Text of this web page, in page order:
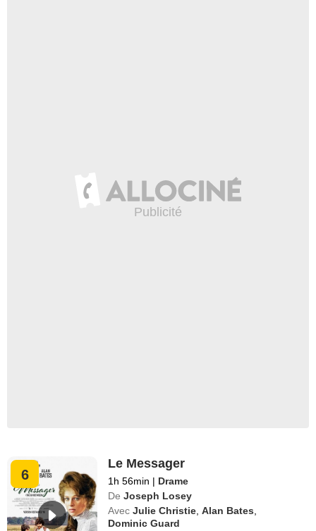
6
Le Messager
1h 56min | Drame
De Joseph Losey
Avec Julie Christie ,Alan Bates
Dominic Guard